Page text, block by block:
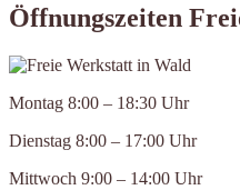
Öffnungszeiten
Montag 8:00 – 18:30 Uhr
Dienstag 8:00 – 17:00 Uhr
Mittwoch 9:00 – 14:00 Uhr